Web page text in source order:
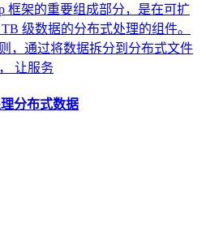
框架的重要组成部分，是在可扩
级数据的分布式处理的组件。
，通过将数据拆分到分布式文件
让服务
分布式数据